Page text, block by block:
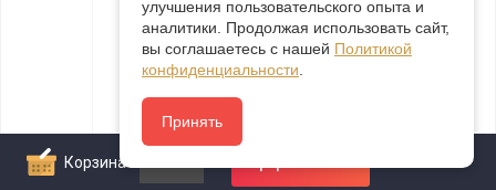
Корзина
Автор:DimBo
улучшения пользовательского опыта и
аналитики. Продолжая использовать сайт,
вы соглашаетесь с нашей Политикой
конфиденциальности
Принять